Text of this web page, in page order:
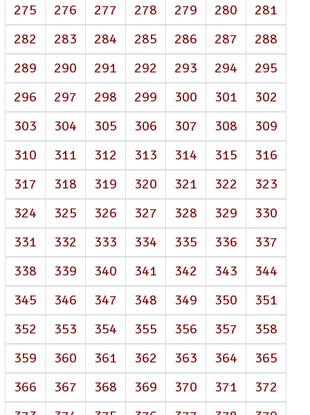
275
276 277 278 279 280
281
282
283 284 285 286 287
288
289
290 291 292 293 294
295
296
297 298 299 300 301
302
303
304 305 306 307 308
309
310
311 312 313 314 315
316
317
318 319 320 321 322
323
324
325 326 327 328 329
330
331
332 333 334 335 336
337
338
339 340 341 342 343
344
345
346 347 348 349 350
351
352
353 354 355 356 357
358
359
360 361 362 363 364
365
366
367 368 369 370 371
372